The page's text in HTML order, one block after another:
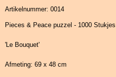
Artikelnummer: 0014
Pieces & Peace puzzel - 1000 Stukjes
'Le Bouquet'
Afmeting: 69 x 48 cm